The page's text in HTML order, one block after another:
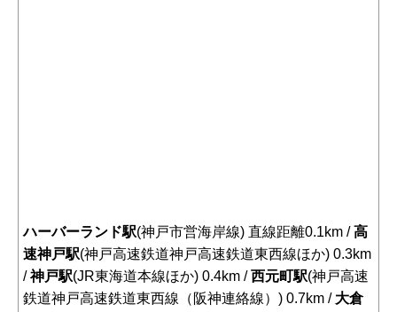
ハーバーランド駅(神戸市営海岸線) 直線距離0.1km /高
速神戸駅(神戸高速鉄道神戸高速鉄道東西線ほか) 0.3km
/神戸駅(JR東海道本線ほか) 0.4km /西元町駅(神戸高速
鉄道神戸高速鉄道東西線（阪神連絡線）) 0.7km / 大倉